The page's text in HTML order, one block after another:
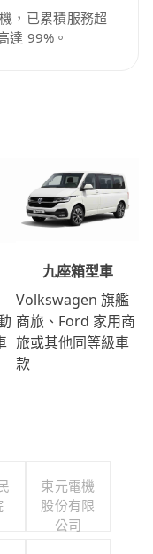
，已累積服務超
達 99%。
九座箱型車
Volkswagen 旗艦
商旅、Ford 家用商
旅或其他同等級車
款
東元電機
股份有限
公司